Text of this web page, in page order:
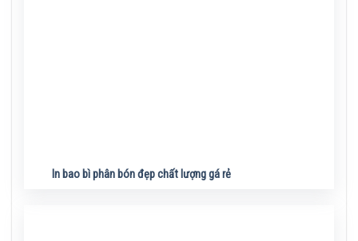
In bao bì phân bón đẹp chất lượng gá rẻ